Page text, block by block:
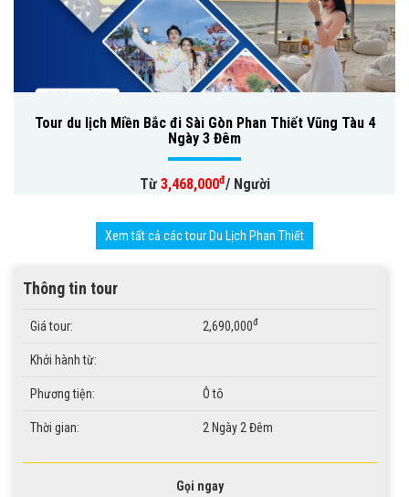
Tour du lịch Miền Bắc đi Sài Gòn Phan Thiết Vũng Tàu 4
Ngày 3 Đêm
Từ 3,468,000đ/ Người
Xem tất cả các tour Du Lịch Phan Thiết
Thông tin tour
Giá tour: 2,690,000đ
Khởi hành từ:
Phương tiện: Ô tô
Thời gian: 2 Ngày 2 Đêm
Gọi ngay